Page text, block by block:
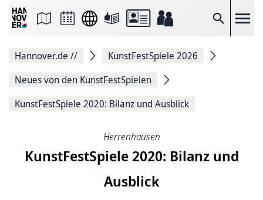
Suche
Seite
Facebook
teilen
Seitenlink
Hannover.de //
KunstFestSpiele 2026
Neues von den KunstFestSpielen
KunstFestSpiele 2020: Bilanz und Ausblick
Herrenhausen
KunstFestSpiele 2020: Bilanz und
Ausblick